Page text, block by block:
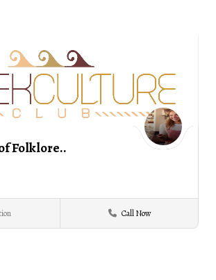
Folklore..
Call Now